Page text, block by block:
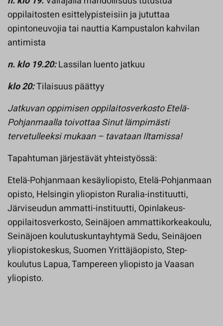
oppilaitosten esittelypisteisiin ja jututtaa
opintoneuvojia tai nauttia Kampustalon kahvilan
antimista
n. klo 19.20:Lassilan luento jatkuu
klo 20:Tilaisuus päättyy
Jatkuvan oppimisen oppilaitosverkosto Etelä-
Pohjanmaalla toivottaa Sinut lämpimästi
tervetulleeksi mukaan – tavataan Iltamissa!
Tapahtuman järjestävät yhteistyössä:
Etelä-​Pohjanmaan kesäyliopisto, Etelä-​Pohjanmaan
opisto, Helsingin yliopiston Ruralia-​instituutti,
Järviseudun ammatti-​instituutti, Opinlakeus-​
oppilaitosverkosto, Seinäjoen ammattikorkeakoulu,
Seinäjoen koulutuskuntayhtymä Sedu, Seinäjoen
yliopistokeskus, Suomen Yrittäjäopisto, Step-​
koulutus Lapua, Tampereen yliopisto ja Vaasan
yliopisto.